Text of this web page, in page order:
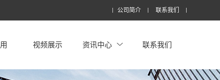
公司简介 联系我们
视频展示 资讯中心 联系我们